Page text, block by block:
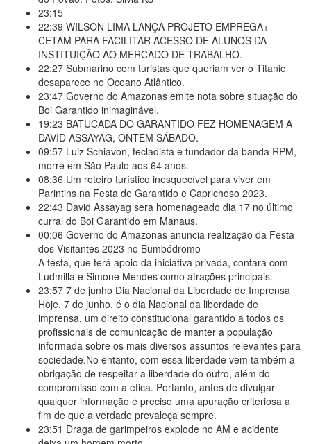
23:15
22:39 WILSON LIMA LANÇA PROJETO EMPREGA+
CETAM PARA FACILITAR ACESSO DE ALUNOS DA
INSTITUIÇÃO AO MERCADO DE TRABALHO.
22:27 Submarino com turistas que queriam ver o Titanic
desaparece no Oceano Atlântico.
23:47 Governo do Amazonas emite nota sobre situação do
Boi Garantido inimaginável.
19:23 BATUCADA DO GARANTIDO FEZ HOMENAGEM A
DAVID ASSAYAG, ONTEM SÁBADO.
09:57 Luiz Schiavon, tecladista e fundador da banda RPM,
morre em São Paulo aos 64 anos.
08:36 Um roteiro turístico inesquecível para viver em
Parintins na Festa de Garantido e Caprichoso 2023.
22:43 David Assayag sera homenageado dia 17 no último
curral do Boi Garantido em Manaus.
00:06 Governo do Amazonas anuncia realização da Festa
dos Visitantes 2023 no Bumbódromo
A festa, que terá apoio da iniciativa privada, contará com
Ludmilla e Simone Mendes como atrações principais.
23:57 7 de junho Dia Nacional da Liberdade de Imprensa
Hoje, 7 de junho, é o dia Nacional da liberdade de
imprensa, um direito constitucional garantido a todos os
profissionais de comunicação de manter a população
informada sobre os mais diversos assuntos relevantes para
sociedade.No entanto, com essa liberdade vem também a
obrigação de respeitar a liberdade do outro, além do
compromisso com a ética. Portanto, antes de divulgar
qualquer informação é preciso uma apuração criteriosa a
fim de que a verdade prevaleça sempre.
23:51 Draga de garimpeiros explode no AM e acidente